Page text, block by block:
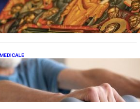
și Implicații Spiritualitate în 2026
sănătății cardiovasculare:
simple pentru reducerea
arteriale la domiciliu